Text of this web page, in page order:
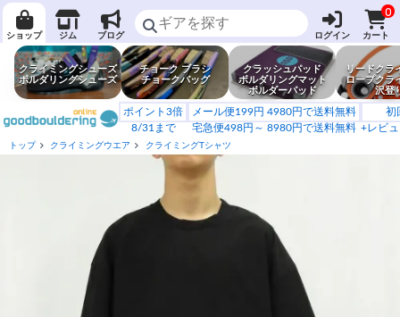
ショップ ジム ブログ ログイン
0
カート
クライミングシューズ
ボルダリングシューズ
チョーク ブラシ
チョークバッグ
クラッシュパッド
ボルダリングマット
ボルダーパッド
リードクラ
ロープクラ
沢登
ポイント3倍
8/31まで
メール便199円 4980円で送料無料
宅急便498円～ 8980円で送料無料
初
+レビ
トップ クライミングウエア クライミングTシャツ